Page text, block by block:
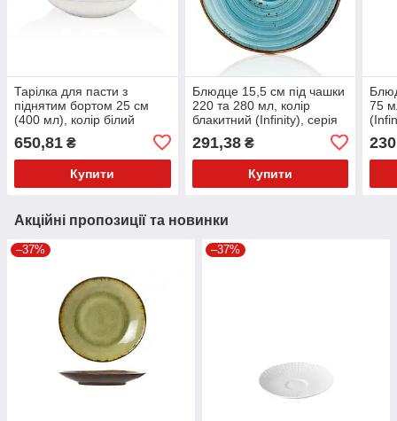
Тарілка для пасти з
піднятим бортом 25 см
(400 мл), колір білий
HA-GL-ZT-25-CK
650,81 ₴
Купити
Блюдце 15,5 см під чашки
220 та 280 мл, колір
блакитний (Infinity), серія
"Harmony" HA-IN-ZT-01-
CT
291,38₴
Купити
75
Акційні пропозиції та новинки
–37% –37%